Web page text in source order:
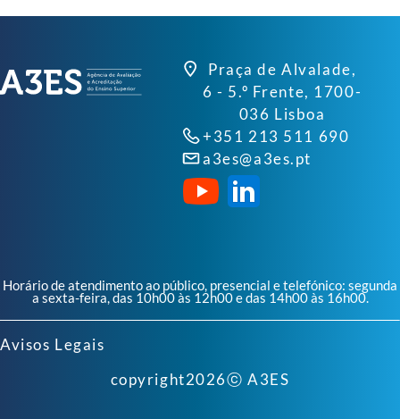
Praça de Alvalade,
6 - 5.º Frente, 1700-
036 Lisboa
+351 213 511 690
a3es@a3es.pt
Horário de atendimento ao público, presencial e telefónico: segunda
a sexta-feira, das 10h00 às 12h00 e das 14h00 às 16h00.
Avisos Legais
copyright2026ⓒ A3ES